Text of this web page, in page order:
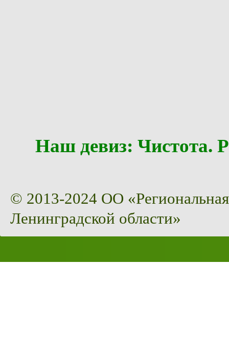
Наш девиз:
© 2013-2024 ОО
Ленинградской области»